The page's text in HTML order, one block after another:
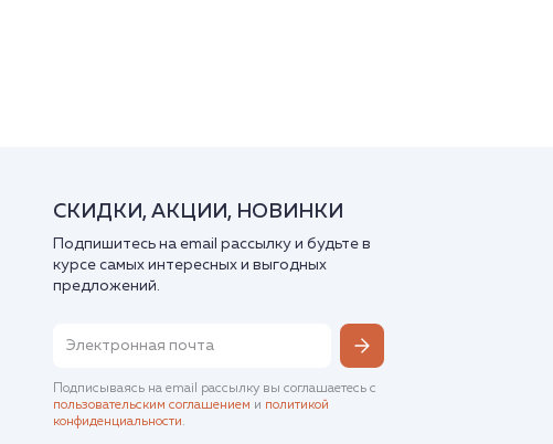
СКИДКИ, АКЦИИ, НОВИНКИ
Подпишитесь на email рассылку и будьте в
курсе самых интересных и выгодных
предложений.
Подписываясь на email рассылку вы соглашаетесь с
пользовательским соглашением и политикой
конфиденциальности.